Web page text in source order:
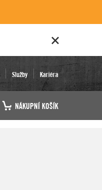
Služby Kariéra
NÁKUPNÍ KOŠÍK